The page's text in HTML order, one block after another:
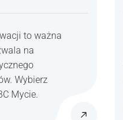
to ważna
na
Wybierz
Mycie.